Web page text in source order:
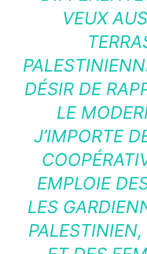
VEUX
DÉSIR DE
LE
J’IMPORTE
EMPLOIE
LES